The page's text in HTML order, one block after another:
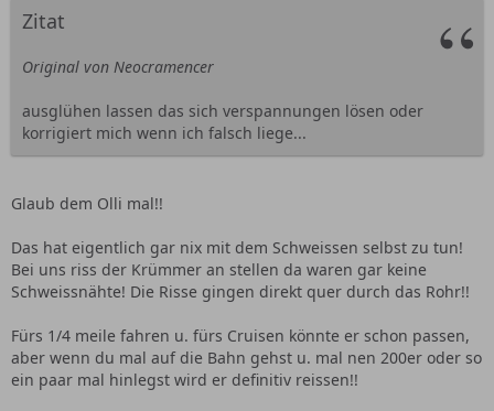
Zitat
Original von Neocramencer
ausglühen lassen das sich verspannungen lösen oder
korrigiert mich wenn ich falsch liege...
Glaub dem Olli mal!!
Das hat eigentlich gar nix mit dem Schweissen selbst zu tun!
Bei uns riss der Krümmer an stellen da waren gar keine
Schweissnähte! Die Risse gingen direkt quer durch das Rohr!!
Fürs 1/4 meile fahren u. fürs Cruisen könnte er schon passen,
aber wenn du mal auf die Bahn gehst u. mal nen 200er oder so
ein paar mal hinlegst wird er definitiv reissen!!